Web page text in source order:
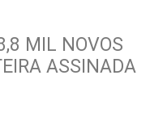
MIL NOVOS
ASSINADA